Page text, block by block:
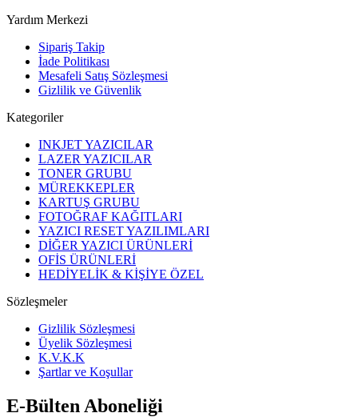
Yardım Merkezi
Sipariş Takip
İade Politikası
Mesafeli Satış Sözleşmesi
Gizlilik ve Güvenlik
Kategoriler
INKJET YAZICILAR
LAZER YAZICILAR
TONER GRUBU
MÜREKKEPLER
KARTUŞ GRUBU
FOTOĞRAF KAĞITLARI
YAZICI RESET YAZILIMLARI
DİĞER YAZICI ÜRÜNLERİ
OFİS ÜRÜNLERİ
HEDİYELİK & KİŞİYE ÖZEL
Sözleşmeler
Gizlilik Sözleşmesi
Üyelik Sözleşmesi
K.V.K.K
Şartlar ve Koşullar
E-Bülten Aboneliği